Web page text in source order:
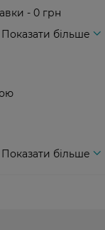
- 0 грн
Показати більше
Показати більше